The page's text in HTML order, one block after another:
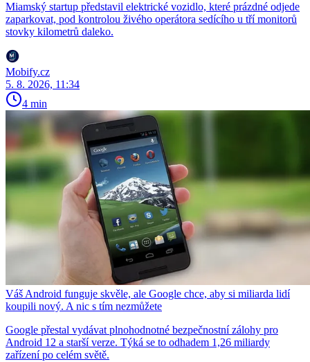
Miamský startup představil elektrické vozidlo, které prázdné odjede
zaparkovat, pod kontrolou živého operátora sedícího u tří monitorů
stovky kilometrů daleko.
Mobify.cz
5. 8. 2026, 11:34
4 min
Váš Android funguje skvěle, ale Google chce, aby si miliarda lidí
koupili nový. A nic s tím nezmůžete
Google přestal vydávat plnohodnotné bezpečnostní zálohy pro
Android 12 a starší verze. Týká se to odhadem 1,26 miliardy
zařízení po celém světě.